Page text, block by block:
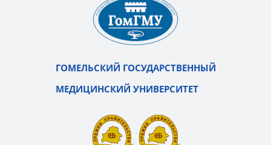
ГОМЕЛЬСКИЙ ГОСУДАРСТВЕННЫЙ
МЕДИЦИНСКИЙ УНИВЕРСИТЕТ